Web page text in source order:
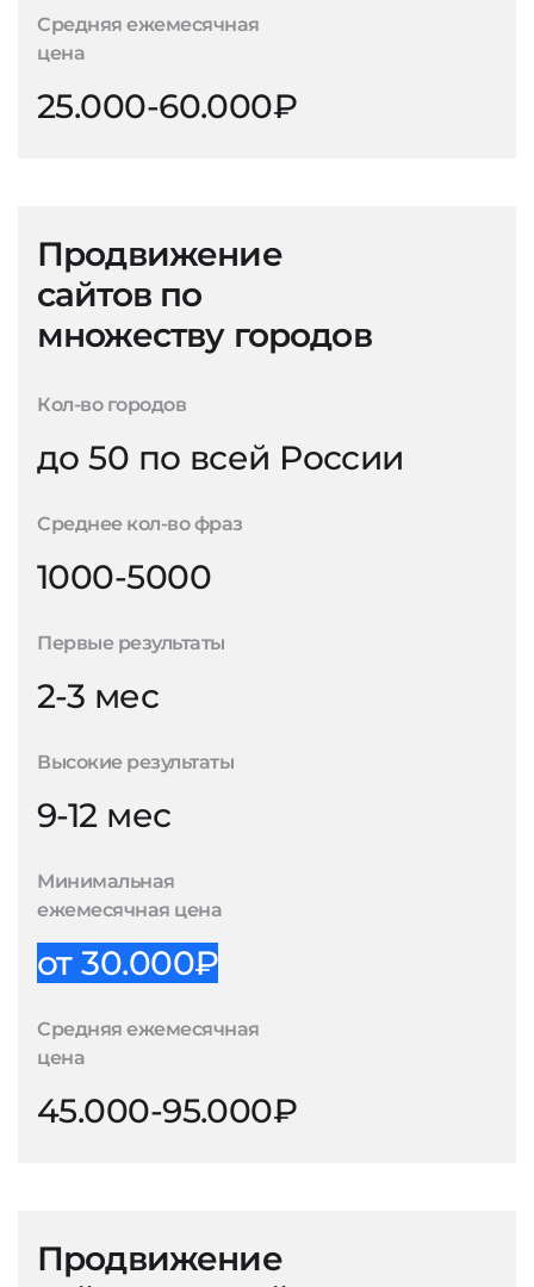
Средняя ежемесячная
цена
25.000-60.000₽
Продвижение
сайтов по
множеству городов
Кол-во городов
до 50 по всей России
Среднее кол-во фраз
1000-5000
Первые результаты
2-3 мес
Высокие результаты
9-12 мес
Минимальная
ежемесячная цена
от 30.000₽
Средняя ежемесячная
цена
45.000-95.000₽
Продвижение